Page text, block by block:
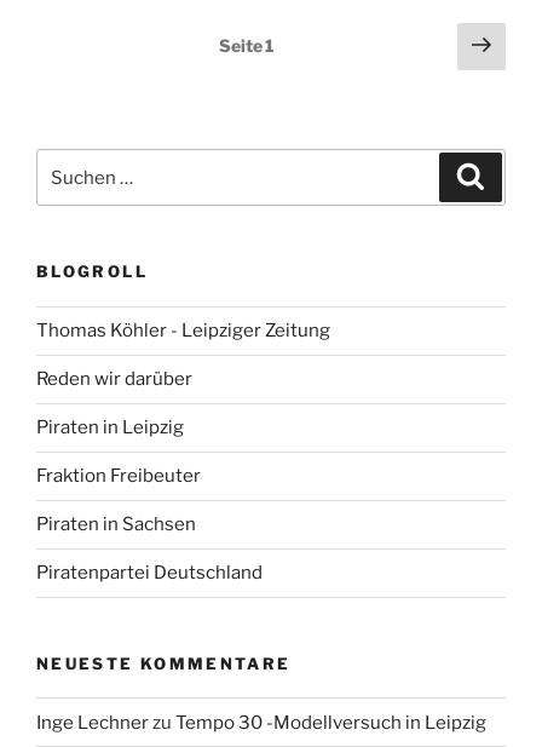
Seitennummerierung
Seite1
nach:
BLOGROLL
Thomas Köhler - Leipziger Zeitung
Reden wir darüber
Piraten in Leipzig
Fraktion Freibeuter
Piraten in Sachsen
Piratenpartei Deutschland
NEUESTE KOMMENTARE
Inge Lechnerzu Tempo 30 -Modellversuch in Leipzig